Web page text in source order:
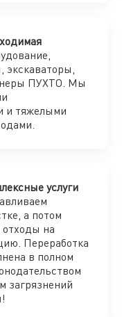
экскаваторы,
ПУХТО. Мы
и тяжелыми
услуги
а потом
отходы на
Переработка
в полном
загрязнений